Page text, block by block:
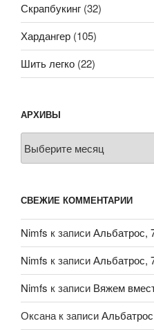
Скрапбукинг (32)
Хардангер (105)
Шить легко (22)
АРХИВЫ
СВЕЖИЕ КОММЕНТАРИИ
Nimfs к записиАльбатрос,
Nimfs к записиАльбатрос,
Nimfs к записи Вяжем
Оксанак записи